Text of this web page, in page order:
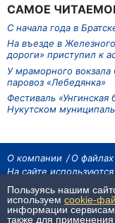
САМОЕ
С начала года в
На въезде в
дороги» приступил к
У мраморного
паровоз «Лебедянка»
Фестиваль «Унгинская
Нукутском
О компании
О
На сайте
На сайте размещаются
законом.
При использовании
гиперссылка.
Пользуясь нашим
используем cookie-
информации
также для применения